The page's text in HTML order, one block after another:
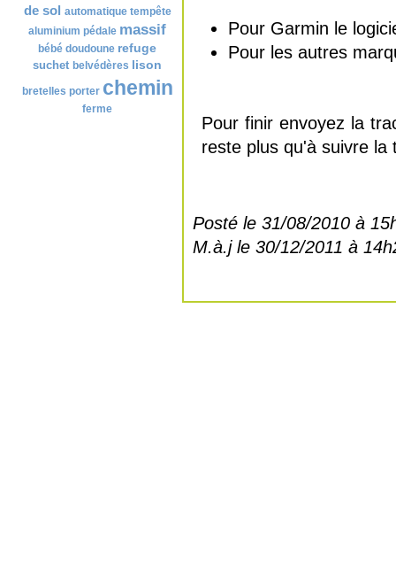
de sol automatique tempête
aluminium pédale massif
bébé doudoune refuge
suchet belvédères lison
bretelles porter chemin
ferme
Pour Garmin le
Pour les autres
Pour finir envoyez la
reste plus qu'à suivre
Posté le 31/08/2010 à
M.à.j le 30/12/2011 à